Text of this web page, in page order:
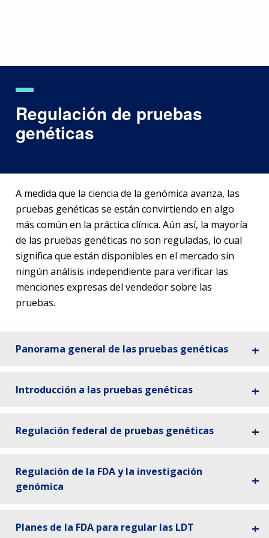
Regulación de pruebas
genéticas
A medida que la ciencia de la genómica avanza, las
pruebas genéticas se están convirtiendo en algo
más común en la práctica clínica. Aún así, la mayoría
de las pruebas genéticas no son reguladas, lo cual
significa que están disponibles en el mercado sin
ningún análisis independiente para verificar las
menciones expresas del vendedor sobre las
pruebas.
Panorama general de las pruebas genéticas
Introducción a las pruebas genéticas
Regulación federal de pruebas genéticas
Regulación de la FDA y la investigación
genómica
Planes de la FDA para regular las LDT